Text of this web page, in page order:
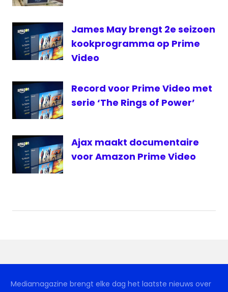
James May brengt 2e seizoen
kookprogramma op Prime
Video
Record voor Prime Video met
serie ‘The Rings of Power’
Ajax maakt documentaire
voor Amazon Prime Video
Mediamagazine brengt elke dag het laatste nieuws over